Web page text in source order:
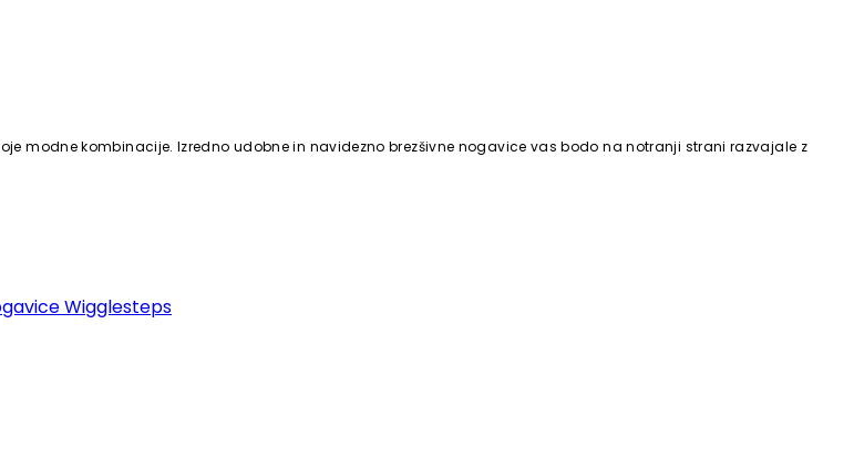
modne kombinacije. Izredno udobne in navidezno brezšivne nogavice vas bodo na notranji strani razvajale z
Wigglesteps